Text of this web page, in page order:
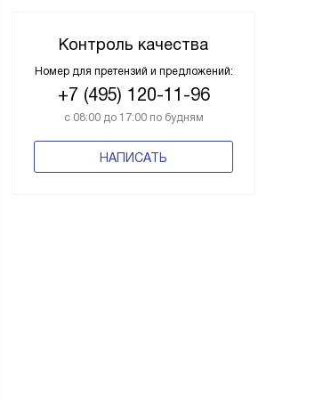
Контроль качества
Номер для претензий и предложений:
+7 (495) 120-11-96
с 08:00 до 17:00 по будням
НАПИСАТЬ